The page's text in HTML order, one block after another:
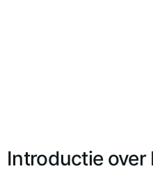
Introductie over